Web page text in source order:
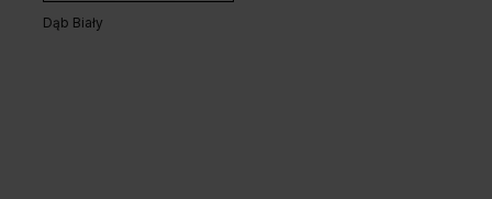
Dąb Biały